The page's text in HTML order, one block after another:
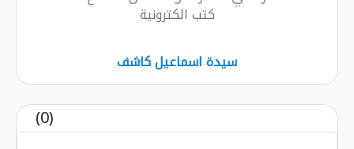
كتب الكترونية
سيدة اسماعيل كاشف